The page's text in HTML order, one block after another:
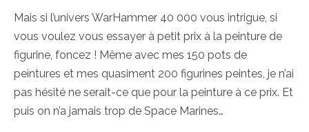
Mais si l’univers WarHammer 40 000 vous intrigue, si
vous voulez vous essayer à petit prix à la peinture de
figurine, foncez ! Même avec mes 150 pots de
peintures et mes quasiment 200 figurines peintes, je n’ai
pas hésité ne serait-ce que pour la peinture à ce prix. Et
puis on n’a jamais trop de Space Marines…